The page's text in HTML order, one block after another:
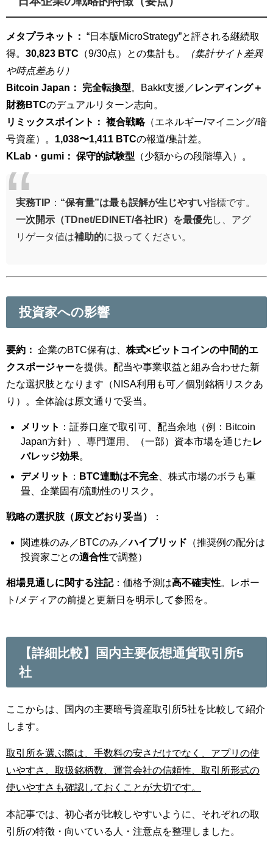
メタプラネット：
“日本版MicroStrategy”と評される継続取
得。 30,823 BTC （9/30点）との集計も。
（集計サイト差異
や時点差あり）
Bitcoin Japan：
完全転換型 。Bakkt支援／ レンディング＋
財務BTCのデュアルリターン志向。
リミックスポイント：
複合戦略（エネルギー/マイニング/暗
号資産）。 1,038〜1,411 BTCの報道/集計差。
KLab・gumi：
保守的試験型 （少額からの段階導入）。
実務TIP ： “保有量”は最も誤解が生じやすい指標です。
一次開示（TDnet/EDINET/各社IR）を最優先し、アグ
リゲータ値は補助的に扱ってください。
投資家への影響
要約： 企業のBTC保有は、 株式×ビットコインの中間的エ
クスポージャーを提供。配当や事業収益と組み合わせた新
たな選択肢となります（NISA利用も可／個別銘柄リスクあ
り）。全体論は原文通りで妥当。
メリット
：証券口座で取引可、配当余地（例：Bitcoin
Japan方針）、専門運用、（一部）資本市場を通じた レ
バレッジ効果
デメリット ： BTC連動は不完全 、株式市場のボラも重
畳、企業固有/流動性のリスク。
戦略の選択肢（原文どおり妥当） ：
関連株のみ／BTCのみ／ハイブリッド （推奨例の配分は
投資家ごとの適合性で調整）
相場見通しに関する注記：価格予測は高不確実性 。レポー
ト/メディアの前提と更新日を明示して参照を。
【詳細比較】国内主要仮想通貨取引所5
社
ここからは、国内の主要暗号資産取引所5社を比較して紹介
します。
取引所を選ぶ際は、手数料の安さだけでなく、アプリの使
いやすさ、取扱銘柄数、運営会社の信頼性、取引所形式の
使いやすさも確認しておくことが大切です。
本記事では、初心者が比較しやすいように、それぞれの取
引所の特徴・向いている人・注意点を整理しました。